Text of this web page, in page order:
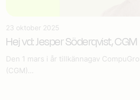
23 oktober 2025
Hej vd: Jesper Söderqvist, CGM
Den 1 mars i år tillkännagav
(CGM)...